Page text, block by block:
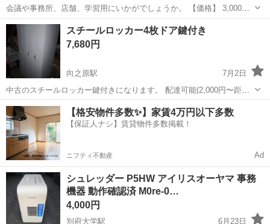
会議や事務所、店舗、学習用にいかがでしょうか。 【価格】 3,000円
（税込） 【状態】 ・中古品 ・書き消し問題ありません。 ・使用に伴
う小キズや汚れがあります。 【お取引】 ・現金手渡し 中古品のた
め、ノークレー...
大分 由布市 オフィス用家具 店舗
スチールロッカー4枚ドア鍵付き
7,680円
向之原駅
7月2日
中古のスチールロッカー鍵付きになります。 配達可能(2,000円〜距離)
階段搬入は別途費用が必要になります。 事前にご相談下さい😊
大分 由布市 向之原駅 オフィス用家具
【格安物件多数✨】家賃4万円以下多数
【保証人ナシ】賃貸物件多数掲載！
ニフティ不動産 Ad
シュレッダー P5HW アイリスオーヤマ 事務
機器 動作確認済 M0re-0…
4,000円
別府大学駅 6月23日